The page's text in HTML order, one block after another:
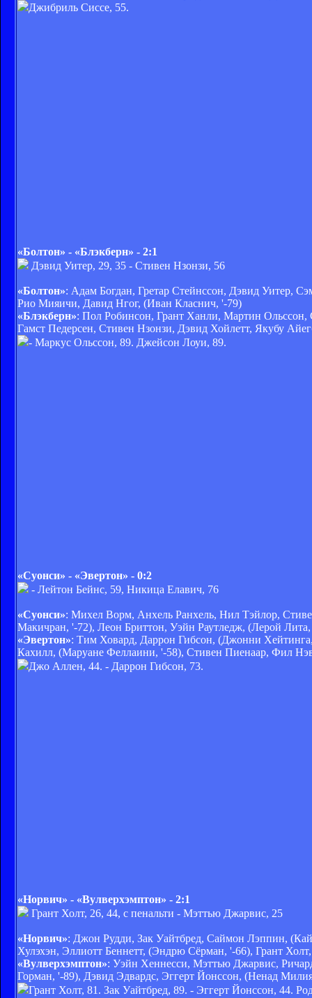
Джибриль Сиссе, 55.
«Болтон» - «Блэкберн» - 2:1
Дэвид Уитер, 29, 35 - Стивен Нзонзи, 56
«Болтон»: Адам Богдан, Гретар Стейнссон, Дэвид Уитер,
Рио Мияичи, Давид Нгог, (Иван Класнич, '-79)
«Блэкберн»: Пол Робинсон, Грант Ханли, Мартин
Гамст Педерсен, Стивен Нзонзи, Дэвид Хойлетт, Якубу
- Маркус Ольссон, 89. Джейсон Лоуи, 89.
«Суонси» - «Эвертон» - 0:2
- Лейтон Бейнс, 59, Никица Елавич, 76
«Суонси»: Михел Ворм, Анхель Ранхель, Нил Тэйлор,
Макичран, '-72), Леон Бриттон, Уэйн Раутледж, (Лерой
«Эвертон»: Тим Ховард, Даррон Гибсон, (Джонни
Кахилл, (Маруане Феллаини, '-58), Стивен Пиенаар, Фил
Джо Аллен, 44. - Даррон Гибсон, 73.
«Норвич» - «Вулверхэмптон» - 2:1
Грант Холт, 26, 44, с пенальти - Мэттью Джарвис, 25
«Норвич»: Джон Рудди, Зак Уайтбред, Саймон Лэппин,
Хулэхэн, Эллиотт Беннетт, (Эндрю Сёрман, '-66), Грант
«Вулверхэмптон»: Уэйн Хеннесси, Мэттью Джарвис,
Горман, '-89), Дэвид Эдвардс, Эггерт Йонссон, (Ненад
Грант Холт, 81. Зак Уайтбред, 89. - Эггерт Йонссон, 44.